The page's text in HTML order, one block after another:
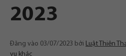
2023
Đăng vào 03/07/2023 bởi Luật Thiên
vụ khác